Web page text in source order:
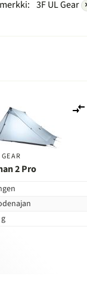
3F UL Gear
2 Pro